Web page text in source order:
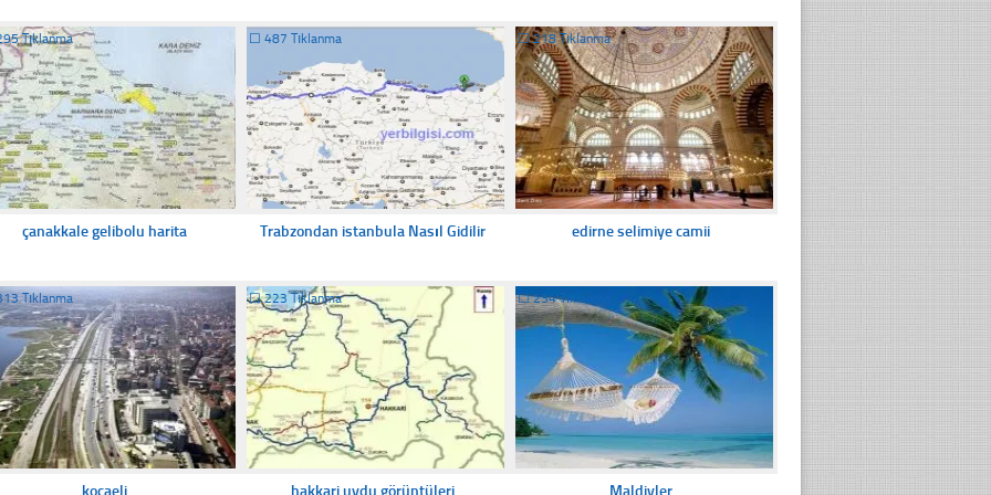
Tıklanma
çanakkale gelibolu harita
☐ 487 Tıklanma
Trabzondan istanbula Nasıl Gidilir
☐218 Tıklanma
edirne selimiye camii
Tıklanma
kocaeli
☐223 Tıklanma
hakkari uydu görüntüleri
☐234 Tıklanma
Maldivler